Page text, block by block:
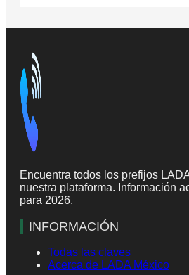
Encuentra todos los prefijos
nuestra plataforma. Información
para 2026.
INFORMACIÓN
Todas las claves
Acerca de LADA México